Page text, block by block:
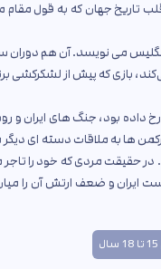
تاریخ جهان که به قول
می نویسد. آن هم
بازی که پیش از لشکرکشی
رخ داده بود، جنگ های
ها به ملاقات دسته ای
حقیقت مردی که خود را تاجر
ایران و ضعف ارتش آن را